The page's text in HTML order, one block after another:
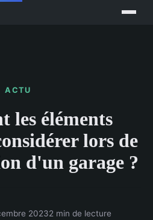
ACTU
les éléments
lors de
d'un garage ?
20232 min de lecture